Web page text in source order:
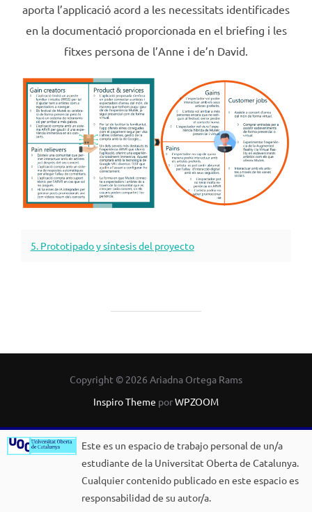
aporta l’applicació acord a les necessitats identificades
en la documentació proporcionada en el briefing i les
fitxes persona de l’Anne i de’n David.
5. Prototipado y síntesis del proyecto
Copyright © 2026 Ariadna Ortega Rams
Inspiro Theme porWPZOOM
Este es un espacio de trabajo personal de un/a
estudiante de la Universitat Oberta de Catalunya.
Cualquier contenido publicado en este espacio es
responsabilidad de su autor/a.